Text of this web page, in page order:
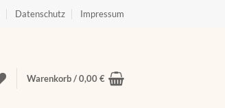
Datenschutz Impressum
Warenkorb /0,00€